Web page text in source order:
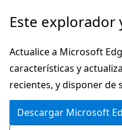
Ir
contenido
principal
Ir
la
navegación
en
la
página
Este explorador
Actualice a Microsoft
características y
recientes, y disponer de
Descargar Microsoft